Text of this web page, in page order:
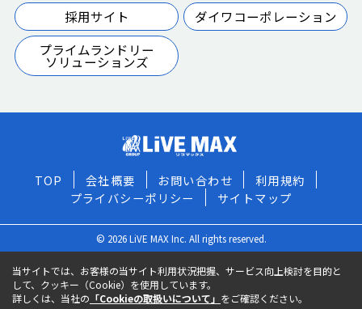
採用サイト
ダイワコーポレーション
プライムランドリー
ソリューションズ
TOP 会社概要 お問い合わせ
利用規約
プライバシーポリシー
サイトマップ
© 2026 LiVE MAX Inc. All rights reserved.
当サイトでは、お客様の当サイト利用状況把握、サービス向上検討を目的と
して、クッキー（Cookie）を使用しています。
詳しくは、当社の 「Cookieの取扱いについて」 をご確認ください。